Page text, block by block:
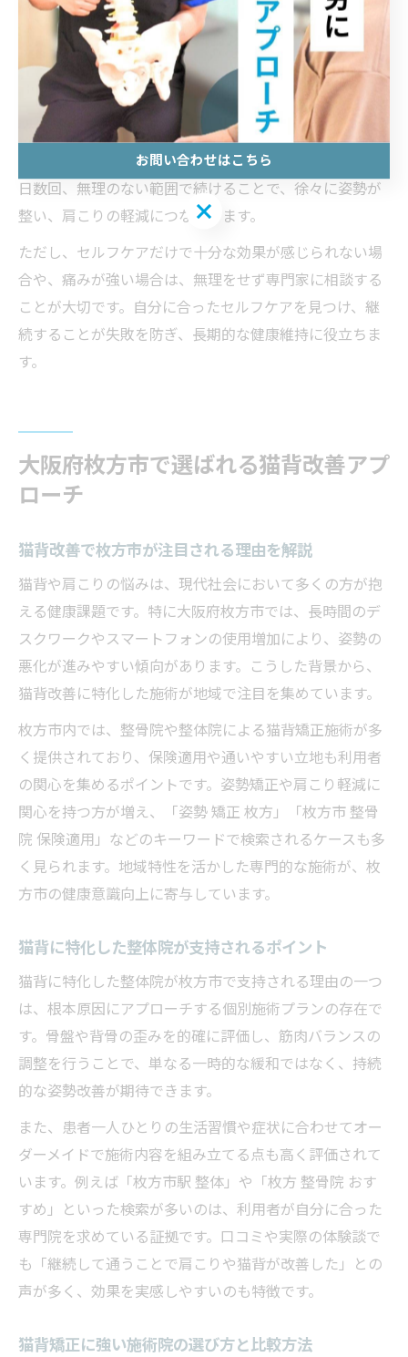
い姿勢をサポートできます。たとえば、肩甲骨周辺のス
トレッチや、背中を伸ばす体操は、肩こりの予防と猫背
改善の両方に役立ちます。
具体的には、両手を背中で組んで肩甲骨を引き寄せる動
作や、壁に背中をつけて立ち、頭・肩・お尻・かかとが
一直線になるよう意識する練習が効果的です。これらを1
日数回、無理のない範囲で続けることで、徐々に姿勢が
整い、肩こりの軽減につながります。
ただし、セルフケアだけで十分な効果が感じられない場
合や、痛みが強い場合は、無理をせず専門家に相談する
ことが大切です。自分に合ったセルフケアを見つけ、継
続することが失敗を防ぎ、長期的な健康維持に役立ちま
す。
大阪府枚方市で選ばれる猫背改善アプ
ローチ
猫背改善で枚方市が注目される理由を解説
猫背や肩こりの悩みは、現代社会において多くの方が抱
える健康課題です。特に大阪府枚方市では、長時間のデ
スクワークやスマートフォンの使用増加により、姿勢の
悪化が進みやすい傾向があります。こうした背景から、
猫背改善に特化した施術が地域で注目を集めています。
枚方市内では、整骨院や整体院による猫背矯正施術が多
く提供されており、保険適用や通いやすい立地も利用者
の関心を集めるポイントです。姿勢矯正や肩こり軽減に
関心を持つ方が増え、「姿勢 矯正 枚方」「枚方市 整骨
院 保険適用」などのキーワードで検索されるケースも多
く見られます。地域特性を活かした専門的な施術が、枚
方市の健康意識向上に寄与しています。
猫背に特化した整体院が支持されるポイント
猫背に特化した整体院が枚方市で支持される理由の一つ
は、根本原因にアプローチする個別施術プランの存在で
す。骨盤や背骨の歪みを的確に評価し、筋肉バランスの
調整を行うことで、単なる一時的な緩和ではなく、持続
的な姿勢改善が期待できます。
また、患者一人ひとりの生活習慣や症状に合わせてオー
ダーメイドで施術内容を組み立てる点も高く評価されて
います。例えば「枚方市駅 整体」や「枚方 整骨院 おす
すめ」といった検索が多いのは、利用者が自分に合った
専門院を求めている証拠です。口コミや実際の体験談で
も「継続して通うことで肩こりや猫背が改善した」との
声が多く、効果を実感しやすいのも特徴です。
猫背矯正に強い施術院の選び方と比較方法
お問い合わせはこちら
お問い合わせはこちら